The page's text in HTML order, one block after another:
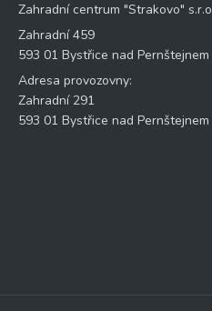
Zahradní centrum "Strakovo" s.r.o
Zahradní 459
593 01 Bystřice nad Pernštejnem
Adresa provozovny:
Zahradní 291
593 01 Bystřice nad Pernštejnem